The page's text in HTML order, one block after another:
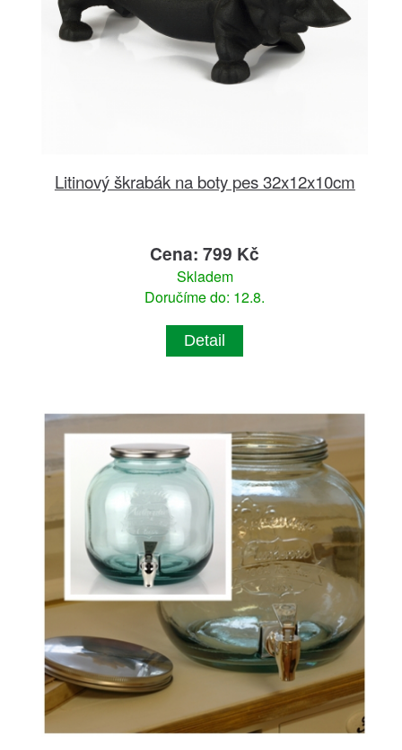
Litinový škrabák na boty pes 32x12x10cm
Cena: 799 Kč
Skladem
Doručíme do: 12.8.
Detail